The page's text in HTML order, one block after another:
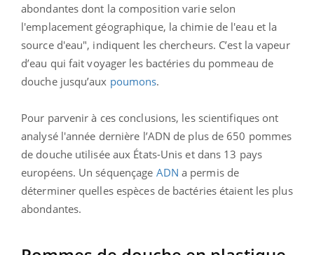
abondantes dont la composition varie selon
l'emplacement géographique, la chimie de l'eau et la
source d'eau", indiquent les chercheurs. C’est la vapeur
d’eau qui fait voyager les bactéries du pommeau de
douche jusqu’aux poumons.
Pour parvenir à ces conclusions, les scientifiques ont
analysé l'année dernière l’ADN de plus de 650 pommes
de douche utilisée aux États-Unis et dans 13 pays
européens. Un séquençage ADN a permis de
déterminer quelles espèces de bactéries étaient les plus
abondantes.